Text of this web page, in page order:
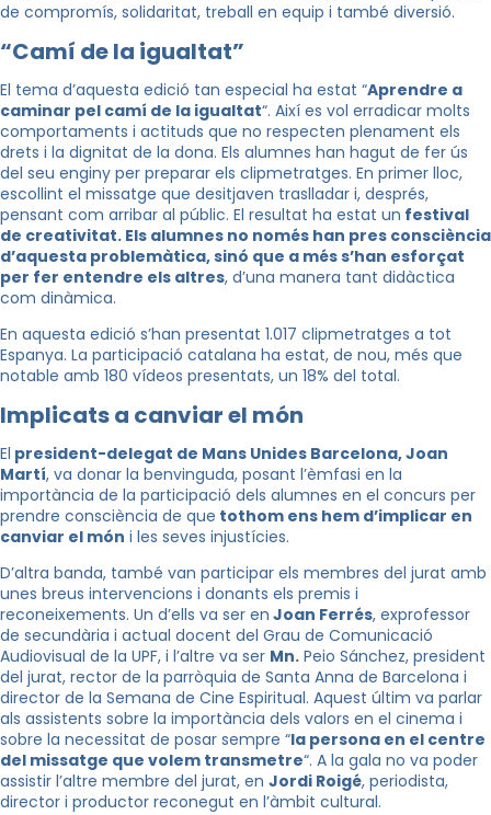
de compromís, solidaritat, treball en equip i també diversió.
“Camí de la igualtat”
El tema d’aquesta edició tan especial ha estat “Aprendre a
caminar pel camí de la igualtat“. Així es vol erradicar molts
comportaments i actituds que no respecten plenament els
drets i la dignitat de la dona. Els alumnes han hagut de fer ús
del seu enginy per preparar els clipmetratges. En primer lloc,
escollint el missatge que desitjaven traslladar i, després,
pensant com arribar al públic. El resultat ha estat un festival
de creativitat. Els alumnes no només han pres consciència
d’aquesta problemàtica, sinó que a més s’han esforçat
per fer entendre els altres, d’una manera tant didàctica
com dinàmica.
En aquesta edició s’han presentat 1.017 clipmetratges a tot
Espanya. La participació catalana ha estat, de nou, més que
notable amb 180 vídeos presentats, un 18% del total.
Implicats a canviar el món
El president-delegat de Mans Unides Barcelona, Joan
Martí, va donar la benvinguda, posant l’èmfasi en la
importància de la participació dels alumnes en el concurs per
prendre consciència de que tothom ens hem d’implicar en
canviar el món i les seves injustícies.
D’altra banda, també van participar els membres del jurat amb
unes breus intervencions i donants els premis i
reconeixements. Un d’ells va ser en Joan Ferrés, exprofessor
de secundària i actual docent del Grau de Comunicació
Audiovisual de la UPF, i l’altre va ser Mn. Peio Sánchez, president
del jurat, rector de la parròquia de Santa Anna de Barcelona i
director de la Semana de Cine Espiritual. Aquest últim va parlar
als assistents sobre la importància dels valors en el cinema i
sobre la necessitat de posar sempre “la persona en el centre
del missatge que volem transmetre“. A la gala no va poder
assistir l’altre membre del jurat, en Jordi Roigé, periodista,
director i productor reconegut en l’àmbit cultural.